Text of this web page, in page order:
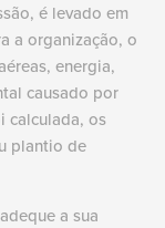
é levado em
a organização, o
energia,
causado por
calculada, os
plantio de
a sua